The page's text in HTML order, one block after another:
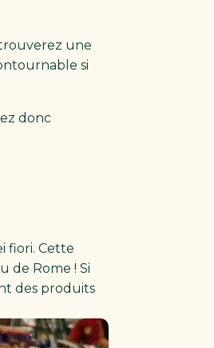
une
si
donc
fiori. Cette
de Rome ! Si
des produits